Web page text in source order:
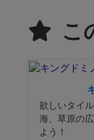
こ
欲しいタイ
海、草原の
よう！